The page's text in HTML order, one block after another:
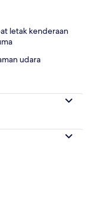
letak kenderaan
udara